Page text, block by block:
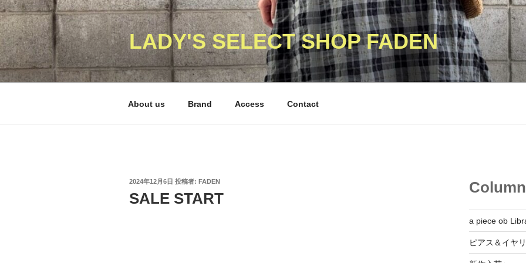
コ
ン
テ
ン
ツ
へ
LADY'S SELECT SHOP FADEN
About us Brand Access Contact
投
日:
2024年12月6日 投稿者: FADEN
SALE START
Column
a piece ob
ピアス＆イヤ